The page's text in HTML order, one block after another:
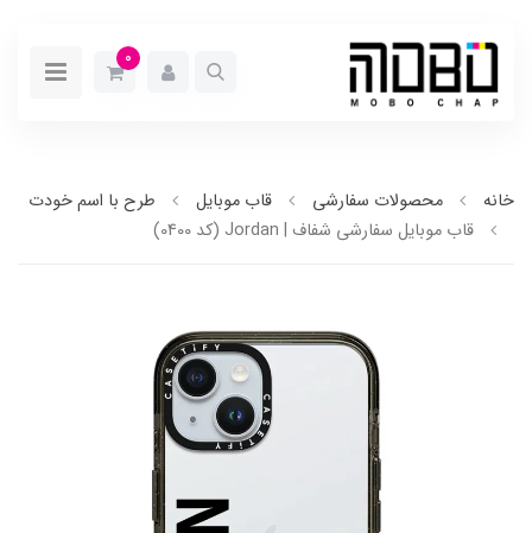
0
خانه محصولات سفارشی قاب موبایل
طرح با اسم خودت
قاب موبایل سفارشی شفاف | Jordan (کد 0400)